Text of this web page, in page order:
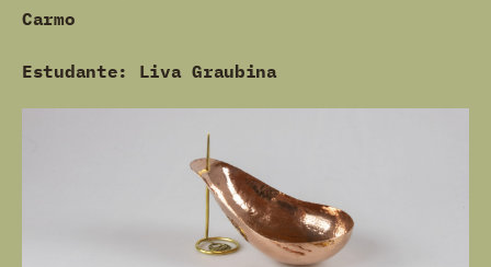
Carmo
Estudante: Liva Graubina